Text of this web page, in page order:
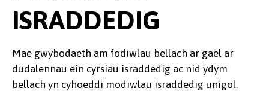
ISRADDEDIG
Mae gwybodaeth am fodiwlau bellach ar gael ar
dudalennau ein cyrsiau israddedig ac nid ydym
bellach yn cyhoeddi modiwlau israddedig unigol.